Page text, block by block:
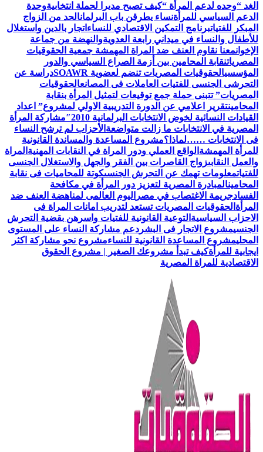
الغد “وحده لدعم المرأة “كيف تصبح مديرا لحملة انتخابيةوحدة
الدعم السياسي للمرأةنساء يطرقن باب البرلمانالحد من الزواج
المبكر للفتياتبرنامج التمكين الاقتصادي للنساء اتجار بالدين واستغلال
للأطفال والنساء في ميداني رابعة العدويةوالنهضة من جماعة
الإخوانمعنا نقاوم العنف ضد المراة المهمشة جمعية الحقوقيات
المصرياتنقابة المحامين بين أزمة الصراع السياسي والدور
المؤسسيالحقوقيات المصريات تنضم لعضوية SOAWR
دراسة عن
التحرشى الجنسى للفتيات العاملات فى المصانعالحقوقيات
المصريات” تتبنى حملة جمع توقيعات لتمثيل المرأة بنقابة
المحامينتقرير اعلامي عن الدورة التدريبية الاولي لمشروع” اعداد
القيادات النسائية لخوض الانتخابات البرلمانية 2010″
مشاركة المرأة
المصرية في الانتخابات ما زالت متواضعة الأحزاب لم ترشح النساء
فى الانتخابات ……لماذا؟مشروع المساعدة والمساندة القانونية
للمرأة المهمشة الواقع العملي ودور المراة في النقابات المهنية المراة
والعمل النقابىزواج القاصرات بين الفقر والجهل والاستغلال الجنسى
للفتياتمعلومات تهمك عن التحرش الجنسىكوتة للمحاميات فى نقابة
المحامينالمبادرة المصرية لتعزيز دور المرأة في مكافحة
الفسادجريمة الاغتصاب في مصر اليوم العالمى لمناهضة العنف ضد
المرأة الحقوقيات المصريات تستعد لتدريب امانات المراة فى
الاحزاب السياسية التوعية القانونية للفتيات واسرهن بقضية التحرش
الجنسيمشروع الاتجار فى البشر دعم مشاركة النساء على المستوى
المحليمشروع المساعدة القانونية للنساءمشروع نحو مشاركة اكثر
ايجابية للمرأةكيف تبدأ مشروعك الصغير | مشروع الحقوق
الاقتصادية للمراة المصرية